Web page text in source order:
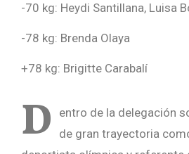
-70 kg: Heydi Santillana, Luisa
-78 kg: Brenda Olaya
+78 kg: Brigitte Carabalí
D
entro de la delegación
de gran trayectoria